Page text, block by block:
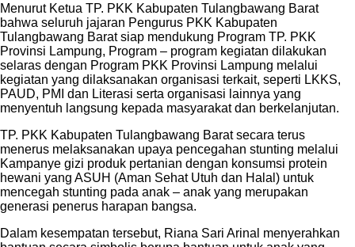
Menurut Ketua TP. PKK Kabupaten Tulangbawang Barat
bahwa seluruh jajaran Pengurus PKK Kabupaten
Tulangbawang Barat siap mendukung Program TP. PKK
Provinsi Lampung, Program – program kegiatan dilakukan
selaras dengan Program PKK Provinsi Lampung melalui
kegiatan yang dilaksanakan organisasi terkait, seperti LKKS,
PAUD, PMI dan Literasi serta organisasi lainnya yang
menyentuh langsung kepada masyarakat dan berkelanjutan.
TP. PKK Kabupaten Tulangbawang Barat secara terus
menerus melaksanakan upaya pencegahan stunting melalui
Kampanye gizi produk pertanian dengan konsumsi protein
hewani yang ASUH (Aman Sehat Utuh dan Halal) untuk
mencegah stunting pada anak – anak yang merupakan
generasi penerus harapan bangsa.
Dalam kesempatan tersebut, Riana Sari Arinal menyerahkan